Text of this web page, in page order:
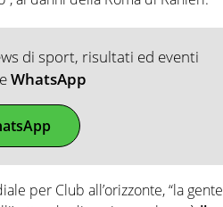
di sport, risultati ed eventi
WhatsApp
per Club all’orizzonte, “la gente